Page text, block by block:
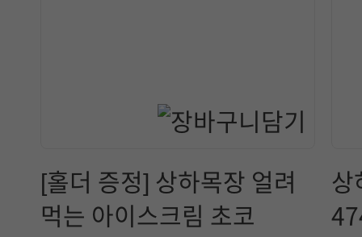
[홀더 증정] 상하목장 얼려
먹는 아이스크림 초코
상